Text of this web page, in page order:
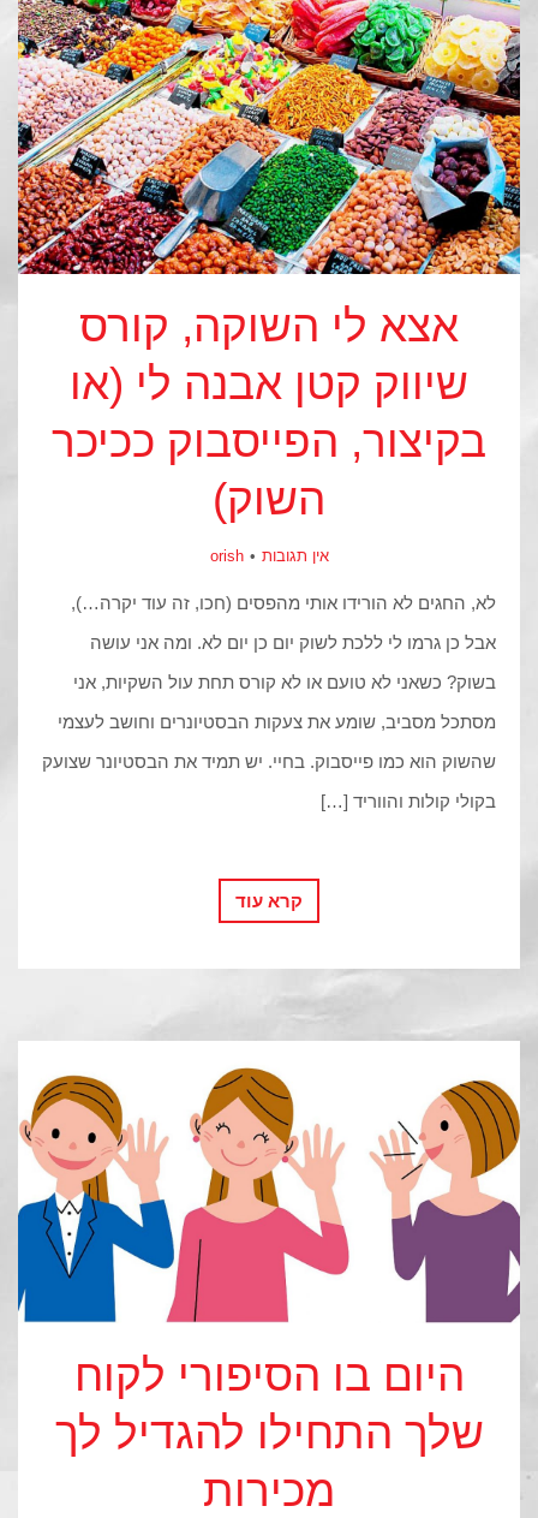
אצא לי השוקה, קורס
שיווק קטן אבנה לי (או
בקיצור, הפייסבוק ככיכר
השוק)
אין תגובות orish
לא, החגים לא הורידו אותי מהפסים (חכו, זה עוד יקרה…),
אבל כן גרמו לי ללכת לשוק יום כן יום לא. ומה אני עושה
בשוק? כשאני לא טועם או לא קורס תחת עול השקיות, אני
מסתכל מסביב, שומע את צעקות הבסטיונרים וחושב לעצמי
שהשוק הוא כמו פייסבוק. בחיי. יש תמיד את הבסטיונר שצועק
בקולי קולות והווריד […]
קרא עוד
היום בו הסיפורי לקוח
שלך התחילו להגדיל לך
מכירות